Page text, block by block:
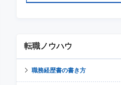
転職ノウハウ
職務経歴書の書き方